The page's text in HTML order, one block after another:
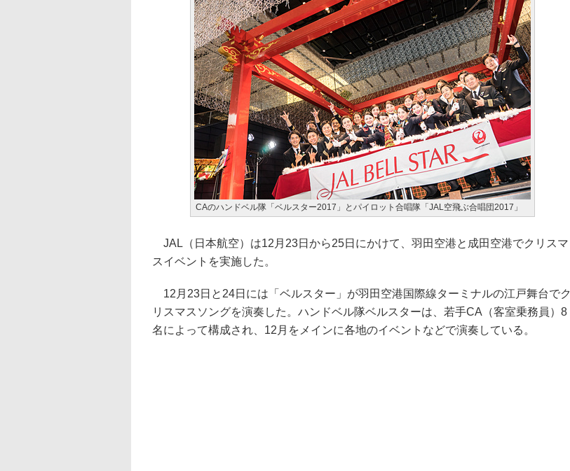
CAのハンドベル隊「ベルスター2017」とパイロット合唱隊「JAL空飛ぶ合唱団2017」
JAL（日本航空）は12月23日から25日にかけて、羽田空港と成田空港でクリスマ
スイベントを実施した。
12月23日と24日には「ベルスター」が羽田空港国際線ターミナルの江戸舞台でク
リスマスソングを演奏した。ハンドベル隊ベルスターは、若手CA（客室乗務員）8
名によって構成され、12月をメインに各地のイベントなどで演奏している。